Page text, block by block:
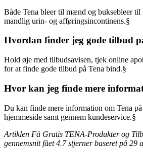
Både Tena bleer til mænd og buksebleer
mandlig urin- og afføringsincontinens.§
Hvordan finder jeg gode tilbud
Hold øje med tilbudsavisen, tjek online
for at finde gode tilbud på Tena bind.§
Hvor kan jeg finde mere
Du kan finde mere information om Tena
hjemmeside samt gennem kundeservice.§
Artiklen Få Gratis TENA-Produkter og
gennemsnit fået4.7stjerner baseret på 29